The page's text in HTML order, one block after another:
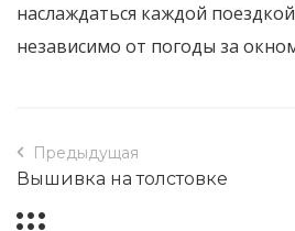
наслаждаться каждой
независимо от погоды за
Предыдущая
Вышивка на толстовке